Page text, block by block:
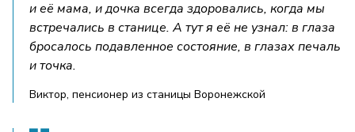
и её мама, и дочка всегда здоровались, когда мы
встречались в станице. А тут я её не узнал: в глаза
бросалось подавленное состояние, в глазах печаль
и точка.
Виктор, пенсионер из станицы Воронежской